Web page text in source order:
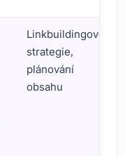
Linkbuildingové
strategie,
plánování
obsahu